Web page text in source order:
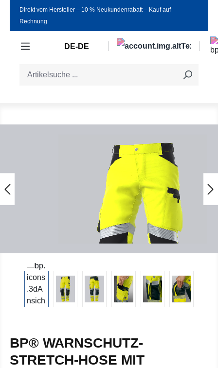
Zum Hauptinhalt springen
Direkt vom Hersteller ‒ 10 % Neukundenrabatt ‒ Kauf auf
Rechnung
DE-DE
BP® WARNSCHUTZ-
STRETCH-HOSE MIT